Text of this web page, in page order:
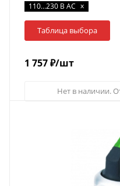
110…230 В AC x
Таблица выбора
1 757₽/шт
Нет в наличии.